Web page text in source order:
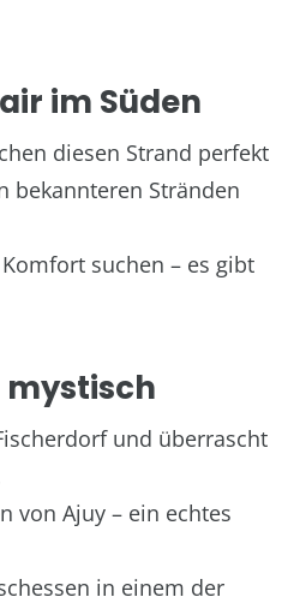
im Süden
diesen Strand perfekt
bekannteren Stränden
suchen – es gibt
mystisch
und überrascht
von Ajuy – ein echtes
in einem der